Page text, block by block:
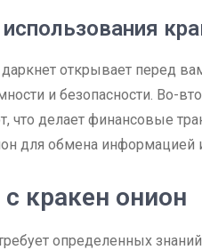
открывает перед
и безопасности. Во-
что делает финансовые
для обмена
кракен онион
определенных